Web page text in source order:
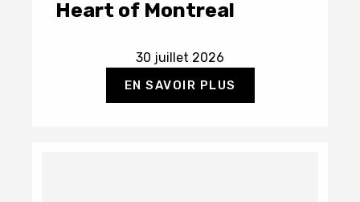
Heart of Montreal
30 juillet 2026
EN SAVOIR PLUS